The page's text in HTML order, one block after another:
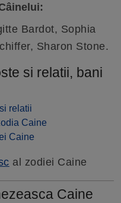
Bardot, Sophia
Sharon Stone.
si relatii, bani
relatii
Caine
Caine
al zodiei Caine
Caine